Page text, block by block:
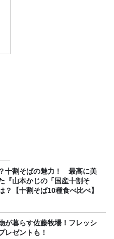
十割そばの魅力！ 最高に美
『山本かじの「国産十割そ
？【十割そば10種食べ比べ】
が暮らす佐藤牧場！フレッシ
レゼントも！